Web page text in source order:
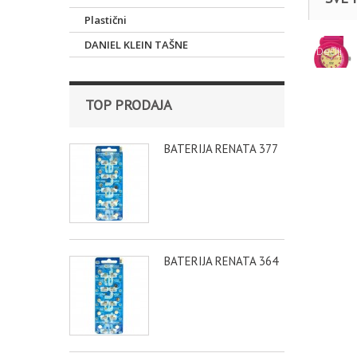
Plastični
DANIEL KLEIN TAŠNE
TOP PRODAJA
BATERIJA RENATA 377
BATERIJA RENATA 364
Dečiji